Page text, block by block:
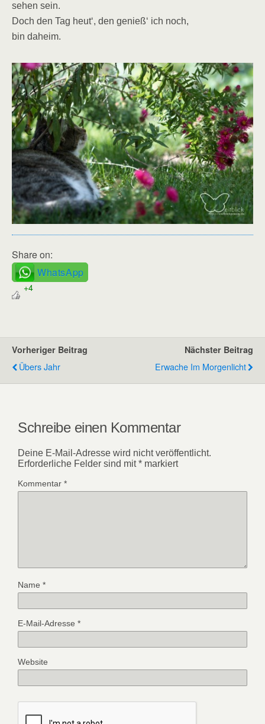
sehen sein.
Doch den Tag heut‘, den genieß‘ ich noch,
bin daheim.
Share on:
WhatsApp
+4
Vorheriger Beitrag
Übers Jahr
Nächster Beitrag
Erwache Im Morgenlicht
Schreibe einen Kommentar
Deine E-Mail-Adresse wird nicht veröffentlicht.
Erforderliche Felder sind mit* markiert
Kommentar *
Name *
E-Mail-Adresse *
Website